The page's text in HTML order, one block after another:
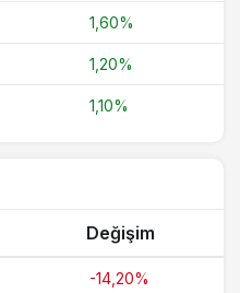
1,60%
1,20%
1,10%
Değişim
-14,20%